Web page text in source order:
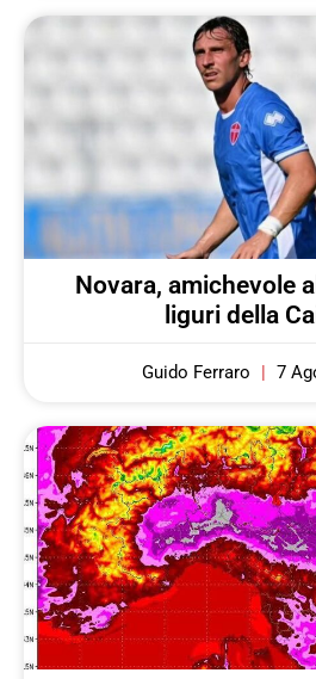
Novara, amichevole
liguri della
Guido Ferraro 7